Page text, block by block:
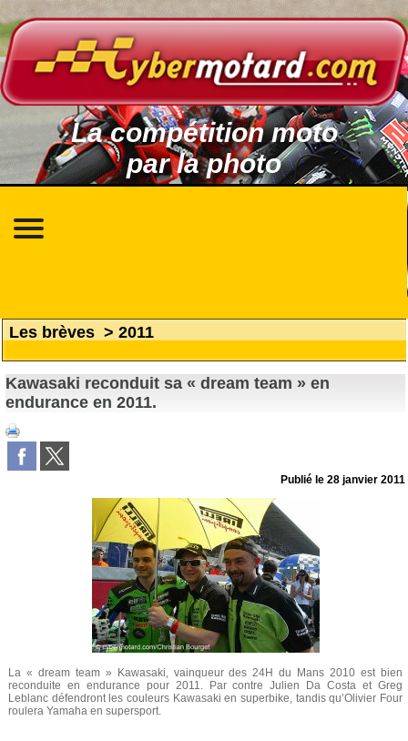
La compétition moto
par la photo
Les brèves > 2011
Kawasaki reconduit sa « dream team » en
endurance en 2011.
Publié le28 janvier 2011
La « dream team » Kawasaki, vainqueur des 24H du Mans 2010 est bien
reconduite en endurance pour 2011. Par contre Julien Da Costa et Greg
Leblanc défendront les couleurs Kawasaki en superbike, tandis qu’Olivier Four
roulera Yamaha en supersport.